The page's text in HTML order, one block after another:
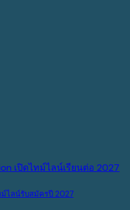
ม์ไลน์รับสมัครปี 2027